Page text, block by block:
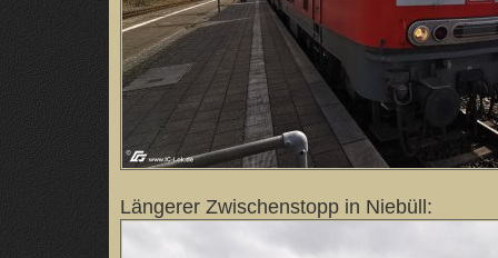
Längerer Zwischenstopp in Niebüll: